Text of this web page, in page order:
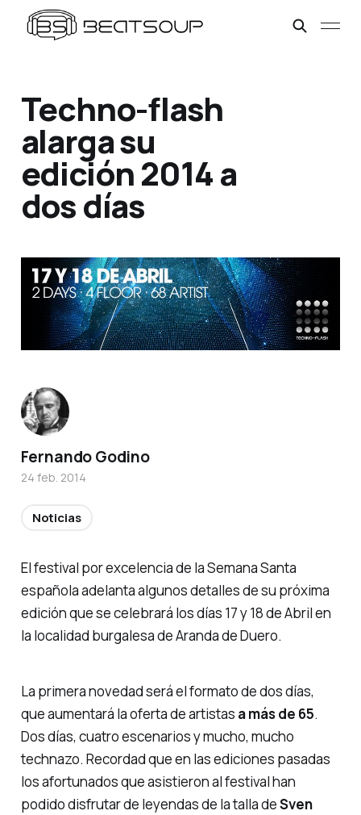
Techno-flash
alarga su
edición 2014 a
dos días
El festival por excelencia de la Semana Santa
española adelanta algunos detalles de su próxima
edición que se celebrará los días 17 y 18 de Abril en
la localidad burgalesa de Aranda de Duero.
La primera novedad será el formato de dos días,
que aumentará la oferta de artistas a más de 65.
Dos días, cuatro escenarios y mucho, mucho
technazo. Recordad que en las ediciones pasadas
los afortunados que asistieron al festival han
podido disfrutar de leyendas de la talla deSven
Fernando Godino
24 feb. 2014
Noticias